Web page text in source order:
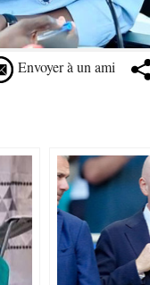
Envoyer à un ami